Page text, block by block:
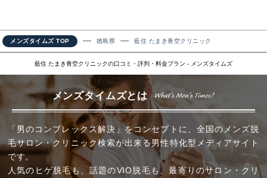
メンズタイムズ TOP 徳島県 藍住 たまき青空クリニック
藍住 たまき青空クリニックの口コミ・評判・料金プラン - メンズタイムズ
メンズタイムズとは
「男のコンプレックス解決」をコンセプトに、全国のメンズ脱
毛サロン・クリニック検索が出来る男性特化型メディアサイト
です。
人気のヒゲ脱毛も、話題のVIO脱毛も、最寄りのサロン・クリ